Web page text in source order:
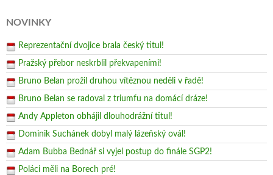
NOVINKY
Reprezentační dvojice brala český titul!
Pražský přebor neskrblil překvapeními!
Bruno Belan prožil druhou vítěznou neděli v řadě!
Bruno Belan se radoval z triumfu na domácí dráze!
Andy Appleton obhájil dlouhodrážní titul!
Dominik Suchánek dobyl malý lázeňský ovál!
Adam Bubba Bednář si vyjel postup do finále SGP2!
Poláci měli na Borech pré!